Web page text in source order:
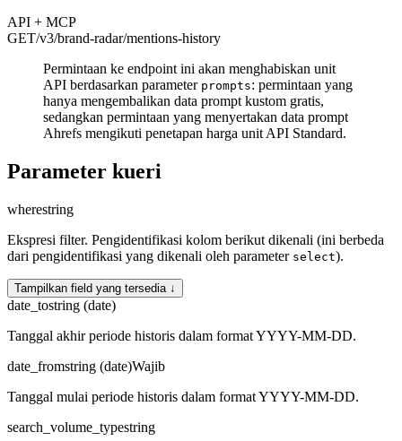
API + MCP
GET/v3/brand-radar/mentions-history
Permintaan ke endpoint ini akan menghabiskan unit
API berdasarkan parameter prompts: permintaan yang
hanya mengembalikan data prompt kustom gratis,
sedangkan permintaan yang menyertakan data prompt
Ahrefs mengikuti penetapan harga unit API Standard.
Parameter kueri
wherestring
Ekspresi filter. Pengidentifikasi kolom berikut dikenali (ini berbeda
dari pengidentifikasi yang dikenali oleh parameter select).
Tampilkan field yang tersedia ↓
date_tostring (date)
Tanggal akhir periode historis dalam format YYYY-MM-DD.
date_fromstring (date)Wajib
Tanggal mulai periode historis dalam format YYYY-MM-DD.
search_volume_typestring